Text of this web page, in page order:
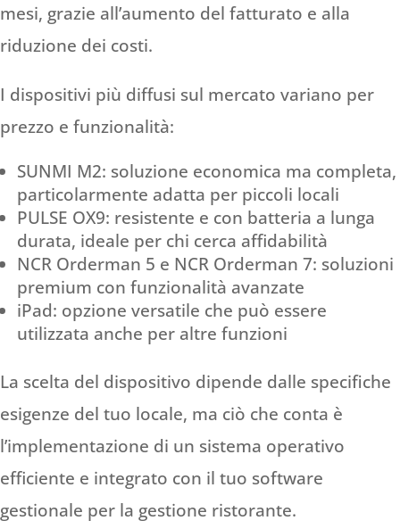
mesi, grazie all’aumento del fatturato e alla
riduzione dei costi.
I dispositivi più diffusi sul mercato variano per
prezzo e funzionalità:
SUNMI M2: soluzione economica ma completa,
particolarmente adatta per piccoli locali
PULSE OX9: resistente e con batteria a lunga
durata, ideale per chi cerca affidabilità
NCR Orderman 5 e NCR Orderman 7: soluzioni
premium con funzionalità avanzate
iPad: opzione versatile che può essere
utilizzata anche per altre funzioni
La scelta del dispositivo dipende dalle specifiche
esigenze del tuo locale, ma ciò che conta è
l’implementazione di un sistema operativo
efficiente e integrato con il tuo software
gestionale per la gestione ristorante.